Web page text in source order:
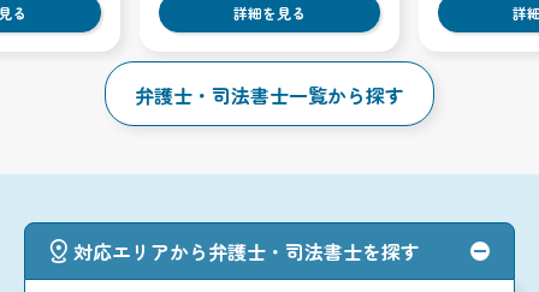
る
詳細を見る
詳
弁護士・司法書士一覧から探す
対応エリアから弁護士・司法書士を探す